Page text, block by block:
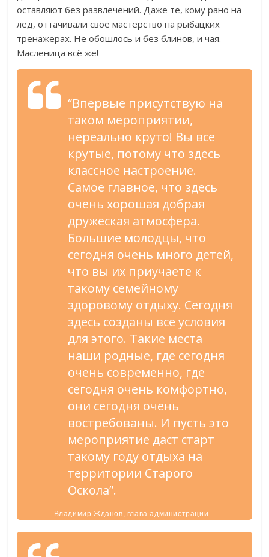
оставляют без развлечений. Даже те, кому рано на
лёд, оттачивали своё мастерство на рыбацких
тренажерах. Не обошлось и без блинов, и чая.
Масленица всё же!
“Впервые присутствую на
таком мероприятии,
нереально круто! Вы все
крутые, потому что здесь
классное настроение.
Самое главное, что здесь
очень хорошая добрая
дружеская атмосфера.
Большие молодцы, что
сегодня очень много детей,
что вы их приучаете к
такому семейному
здоровому отдыху. Сегодня
здесь созданы все условия
для этого. Такие места
наши родные, где сегодня
очень современно, где
сегодня очень комфортно,
они сегодня очень
востребованы. И пусть это
мероприятие даст старт
такому году отдыха на
территории Старого
Оскола”.
— Владимир Жданов, глава администрации
Старооскольского городского округа.